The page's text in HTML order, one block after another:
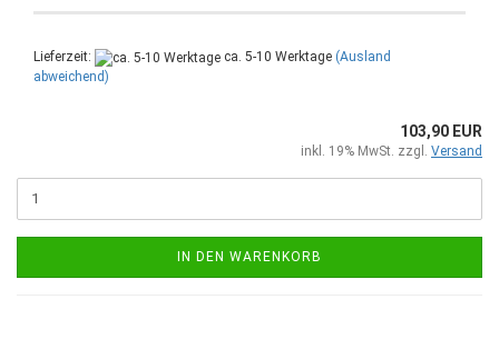
Lieferzeit: ca. 5-10 Werktage (Ausland
abweichend)
103,90 EUR
inkl. 19% MwSt. zzgl. Versand
IN DEN WARENKORB